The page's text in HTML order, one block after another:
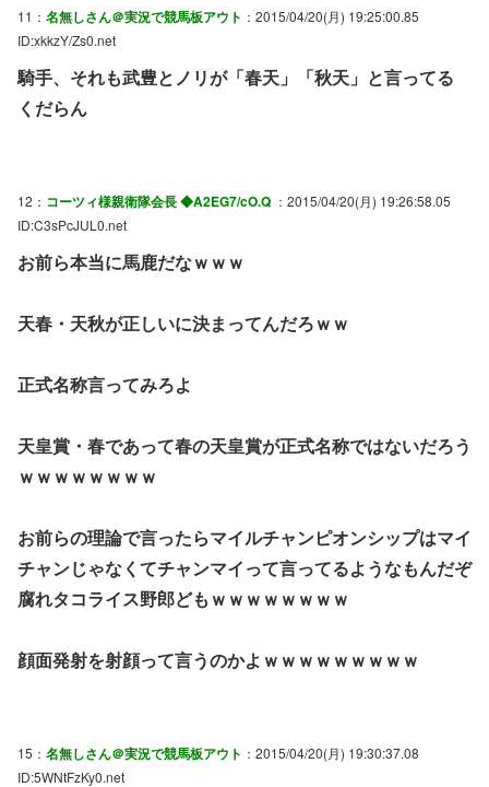
11： 名無しさん＠実況で競馬板アウト ：2015/04/20(月) 19:25:00.85
ID:xkkzY/Zs0.net
騎手、それも武豊とノリが「春天」「秋天」と言ってる
くだらん
12： コーツィ様親衛隊会長 ◆A2EG7/cO.Q ：2015/04/20(月) 19:26:58.05
ID:C3sPcJUL0.net
お前ら本当に馬鹿だなｗｗｗ
天春・天秋が正しいに決まってんだろｗｗ
正式名称言ってみろよ
天皇賞・春であって春の天皇賞が正式名称ではないだろう
ｗｗｗｗｗｗｗｗ
お前らの理論で言ったらマイルチャンピオンシップはマイ
チャンじゃなくてチャンマイって言ってるようなもんだぞ
腐れタコライス野郎どもｗｗｗｗｗｗｗｗ
顔面発射を射顔って言うのかよｗｗｗｗｗｗｗｗｗ
15： 名無しさん＠実況で競馬板アウト ：2015/04/20(月) 19:30:37.08
ID:5WNtFzKy0.net